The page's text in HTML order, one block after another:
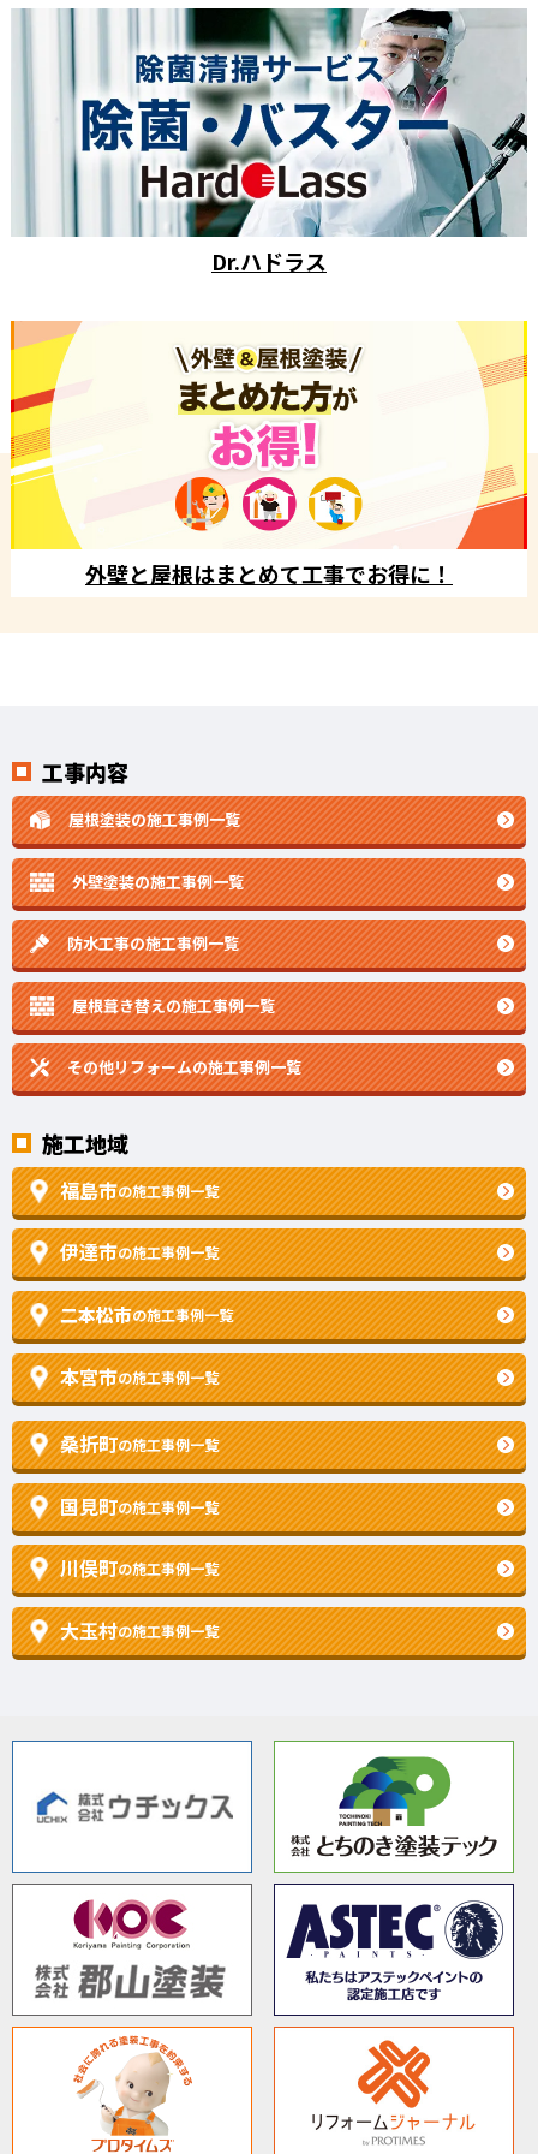
Dr.ハドラス
外壁と屋根はまとめて工事でお得に！
工事内容
屋根塗装の施工事例一覧
外壁塗装の施工事例一覧
防水工事の施工事例一覧
屋根葺き替えの施工事例一覧
その他リフォームの施工事例一覧
施工地域
福島市の施工事例一覧
伊達市の施工事例一覧
二本松市の施工事例一覧
本宮市の施工事例一覧
桑折町の施工事例一覧
国見町の施工事例一覧
川俣町の施工事例一覧
大玉村の施工事例一覧